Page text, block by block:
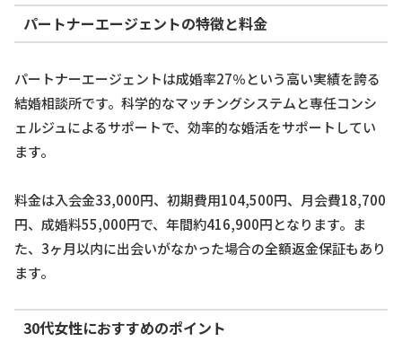
パートナーエージェントの特徴と料金
パートナーエージェントは成婚率27％という高い実績を誇る
結婚相談所です。科学的なマッチングシステムと専任コンシ
ェルジュによるサポートで、効率的な婚活をサポートしてい
ます。
料金は入会金33,000円、初期費用104,500円、月会費18,700
円、成婚料55,000円で、年間約416,900円となります。ま
た、3ヶ月以内に出会いがなかった場合の全額返金保証もあり
ます。
30代女性におすすめのポイント